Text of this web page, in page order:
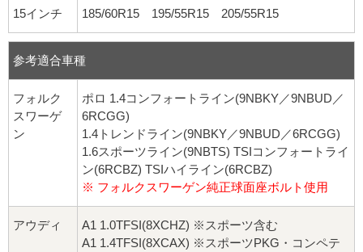
15インチ 185/60R15 195/55R15 205/55R15
参考適合車種
フォルク
スワーゲ
ン
ポロ 1.4コンフォートライン(9NBKY／9NBUD／
6RCGG)
1.4トレンドライン(9NBKY／9NBUD／6RCGG)
1.6スポーツライン(9NBTS) TSIコンフォートライ
ン(6RCBZ) TSIハイライン(6RCBZ)
※ フォルクスワーゲン純正球面座ボルト使用
アウディ
A1 1.0TFSI(8XCHZ) ※スポーツ含む
A1 1.4TFSI(8XCAX) ※スポーツPKG・コンペテ